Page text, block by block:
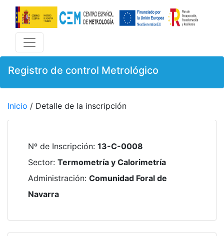
Registro de control Metrológico
Inicio / Detalle de la inscripción
Nº de Inscripción: 13-C-0008
Sector: Termometría y Calorimetría
Administración: Comunidad Foral de
Navarra